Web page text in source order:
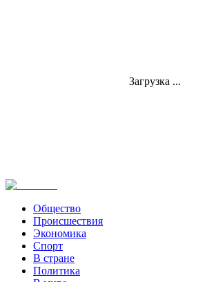
Загрузка ...
Общество
Происшествия
Экономика
Спорт
В стране
Политика